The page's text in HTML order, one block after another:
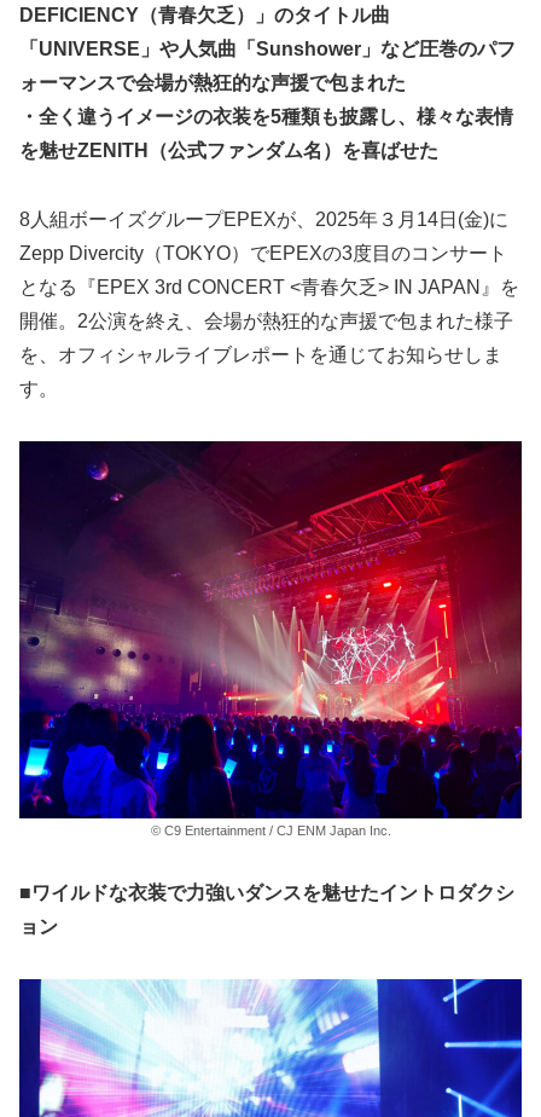
DEFICIENCY（青春欠乏）」のタイトル曲
「UNIVERSE」や人気曲「Sunshower」など圧巻のパフ
ォーマンスで会場が熱狂的な声援で包まれた
・全く違うイメージの衣装を5種類も披露し、様々な表情
を魅せZENITH（公式ファンダム名）を喜ばせた
8人組ボーイズグループEPEXが、2025年３月14日(金)に
Zepp Divercity（TOKYO）でEPEXの3度目のコンサート
となる『EPEX 3rd CONCERT <青春欠乏> IN JAPAN』を
開催。2公演を終え、会場が熱狂的な声援で包まれた様子
を、オフィシャルライブレポートを通じてお知らせしま
す。
© C9 Entertainment / CJ ENM Japan Inc.
■ワイルドな衣装で力強いダンスを魅せたイントロダクシ
ョン